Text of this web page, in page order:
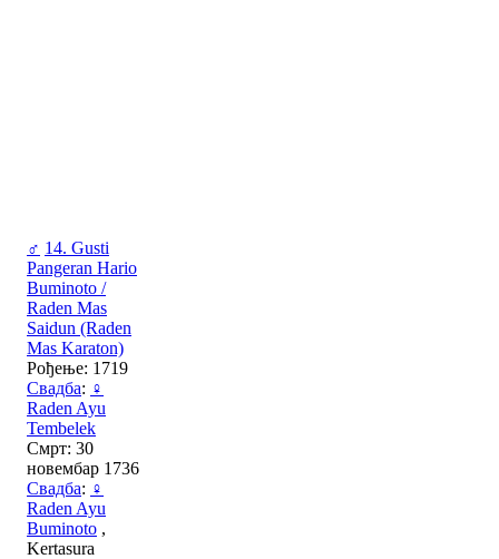
♂ 14. Gusti
Pangeran Hario
Buminoto /
Raden Mas
Saidun (Raden
Mas Karaton)
Рођење: 1719
Свадба: ♀
Raden Ayu
Tembelek
Смрт: 30
новембар 1736
Свадба: ♀
Raden Ayu
Buminoto ,
Kertasura